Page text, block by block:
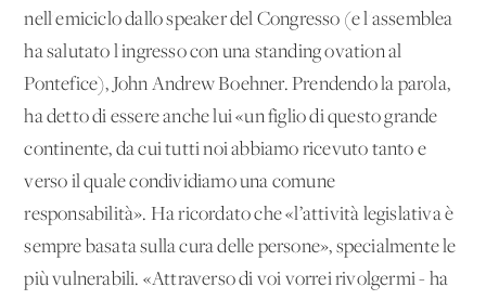
nell'emiciclo dallo speaker del Congresso (e l'assemblea
ha salutato l'ingresso con una standing ovation al
Pontefice), John Andrew Boehner. Prendendo la parola,
ha detto di essere anche lui «un figlio di questo grande
continente, da cui tutti noi abbiamo ricevuto tanto e
verso il quale condividiamo una comune
responsabilità». Ha ricordato che «l’attività legislativa è
sempre basata sulla cura delle persone», specialmente le
più vulnerabili. «Attraverso di voi vorrei rivolgermi - ha